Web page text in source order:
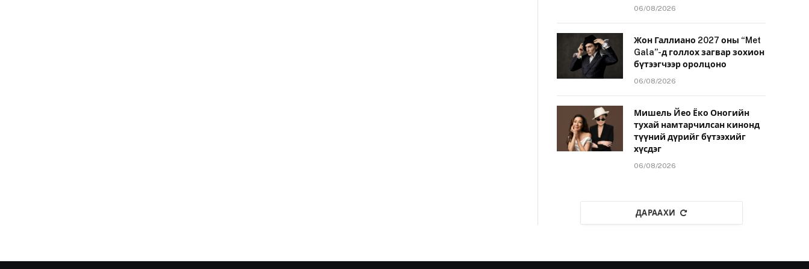
06/08/2026
Жон Галлиано 2027 оны “Met
Gala”-д голлох загвар зохион
бүтээгчээр оролцоно
06/08/2026
Мишель Йео Ёко Оногийн
тухай намтарчилсан кинонд
түүний дүрийг бүтээхийг
хүсдэг
06/08/2026
ДАРААХИ